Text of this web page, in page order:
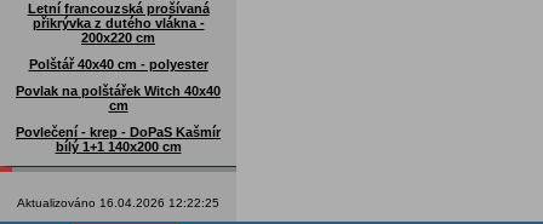
Letní francouzská prošívaná
přikrývka z dutého vlákna -
200x220 cm
Polštář 40x40 cm - polyester
Povlak na polštářek Witch 40x40
cm
Povlečení - krep - DoPaS Kašmír
bílý 1+1 140x200 cm
Aktualizováno 16.04.2026 12:22:25